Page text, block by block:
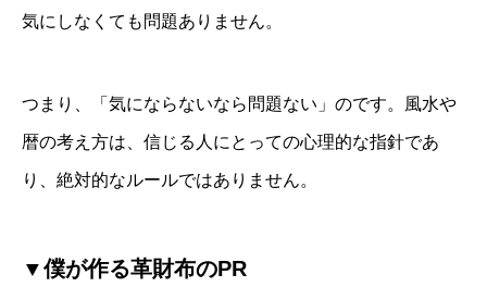
気にしなくても問題ありません。
つまり、「気にならないなら問題ない」のです。風水や
暦の考え方は、信じる人にとっての心理的な指針であ
り、絶対的なルールではありません。
▼僕が作る革財布のPR